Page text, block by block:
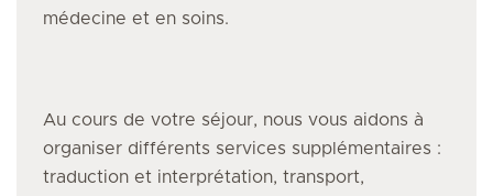
médecine et en soins.
Au cours de votre séjour, nous vous aidons à
organiser différents services supplémentaires :
traduction et interprétation, transport,